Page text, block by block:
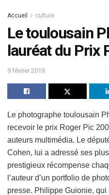
Accueil culture
Le toulousain
lauréat du Prix
9 février 2019
Le photographe toulousain
recevoir le prix Roger Pic
auteurs multimédia. Le
Cohen, lui a adressé ses
prestigieux récompense
l’auteur d’un portfolio de
presse. Philippe Guionie,